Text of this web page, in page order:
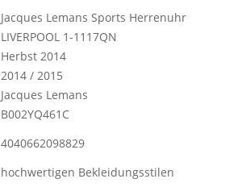
Jacques Lemans Sports Herrenuhr
LIVERPOOL 1-1117QN
Herbst 2014
2014 / 2015
Jacques Lemans
B002YQ461C
4040662098829
hochwertigen Bekleidungsstilen